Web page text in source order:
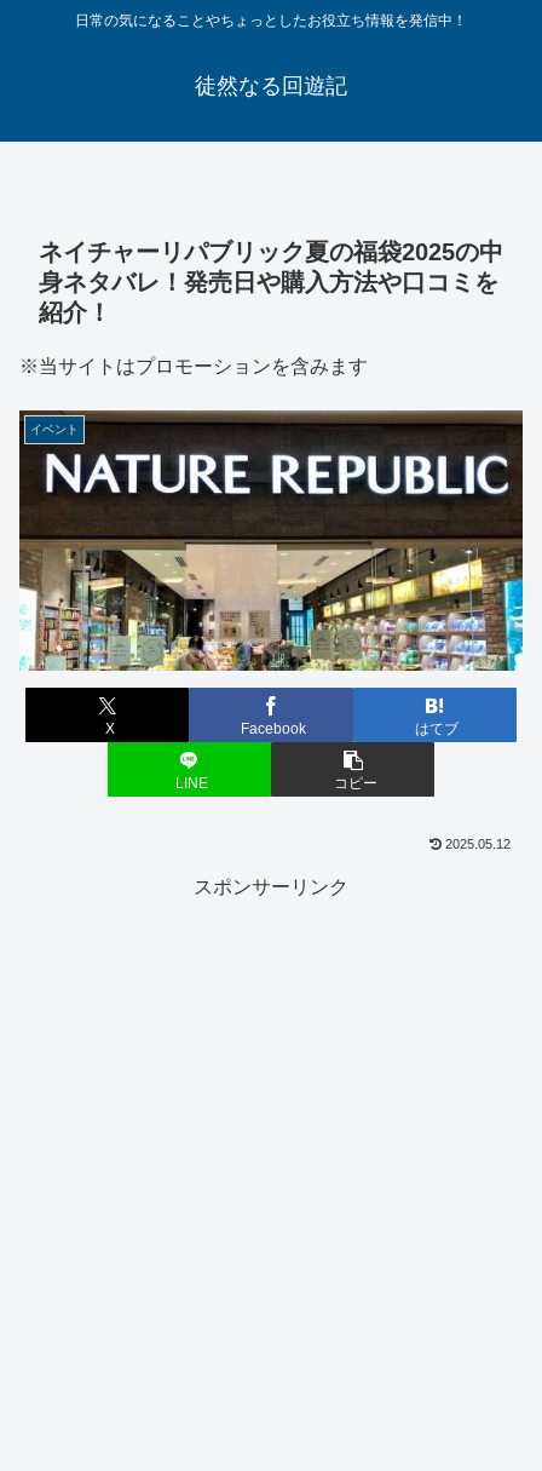
日常の気になることやちょっとしたお役立ち情報を発信中！
徒然なる回遊記
ネイチャーリパブリック夏の福袋2025の中
身ネタバレ！発売日や購入方法や口コミを
紹介！
※当サイトはプロモーションを含みます
イベント
X Facebook はてブ
LINE コピー
2025.05.12
スポンサーリンク